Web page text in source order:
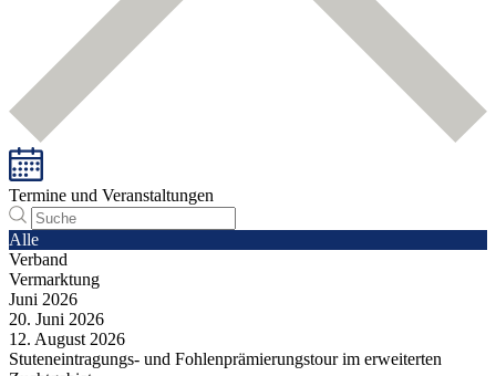
Termine und Veranstaltungen
Alle
Verband
Vermarktung
Juni 2026
20. Juni 2026
12. August 2026
Stuteneintragungs- und Fohlenprämierungstour im erweiterten